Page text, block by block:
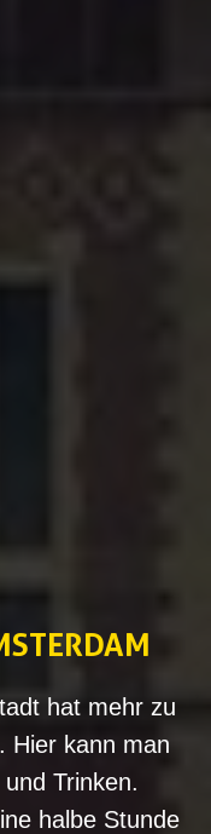
hat mehr zu
Hier kann man
Trinken.
halbe Stunde